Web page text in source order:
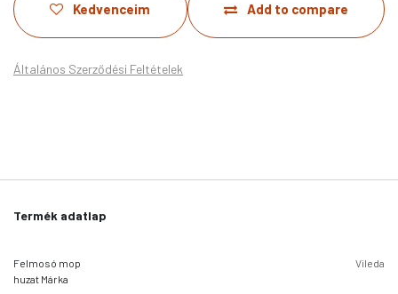
Add to compare
Kedvenceim
Általános Szerződési Feltételek
Termék adatlap
Felmosó mop
huzat Márka
Vileda